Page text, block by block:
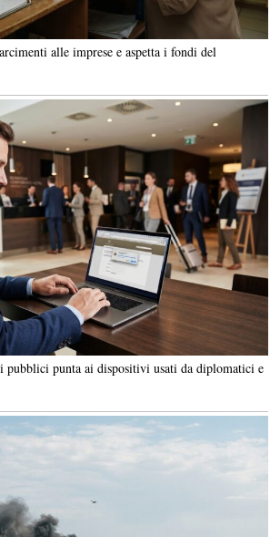
alle imprese e aspetta i fondi del
pubblici punta ai dispositivi usati da diplomatici e